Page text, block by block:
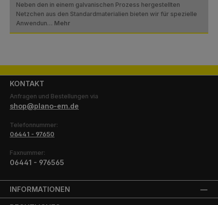
Neben den in einem galvanischen Prozess hergestellten
Netzchen aus den Standardmaterialien bieten wir für spezielle
Anwendun… Mehr
KONTAKT
Anfragen und Bestellungen via
shop@plano-em.de
Telefonnummer:
06441 - 97650
Faxnummer:
06441 - 976565
INFORMATIONEN